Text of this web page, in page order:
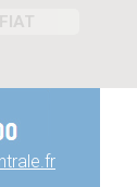
FIAT